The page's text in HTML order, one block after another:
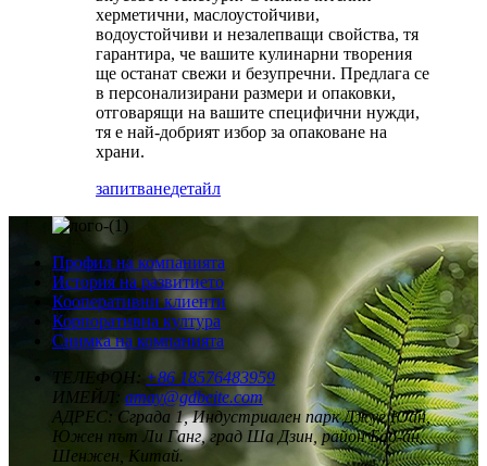
херметични, маслоустойчиви,
водоустойчиви и незалепващи свойства, тя
гарантира, че вашите кулинарни творения
ще останат свежи и безупречни. Предлага се
в персонализирани размери и опаковки,
отговарящи на вашите специфични нужди,
тя е най-добрият избор за опаковане на
храни.
запитванедетайл
Профил на компанията
История на развитието
Кооперативни клиенти
Корпоративна култура
Снимка на компанията
ТЕЛЕФОН: +86 18576483959
ИМЕЙЛ:
amay@gdbeite.com
АДРЕС: Сграда 1, Индустриален парк Джуе Юан,
Южен път Ли Ганг, град Ша Дзин, район Бао-ан,
Шенжен, Китай.